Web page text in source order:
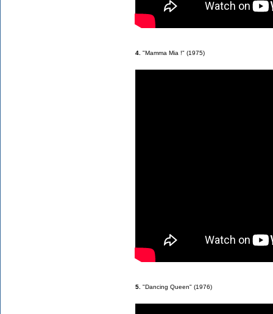
4. "Mamma Mia !" (1975)
5. "Dancing Queen" (1976)